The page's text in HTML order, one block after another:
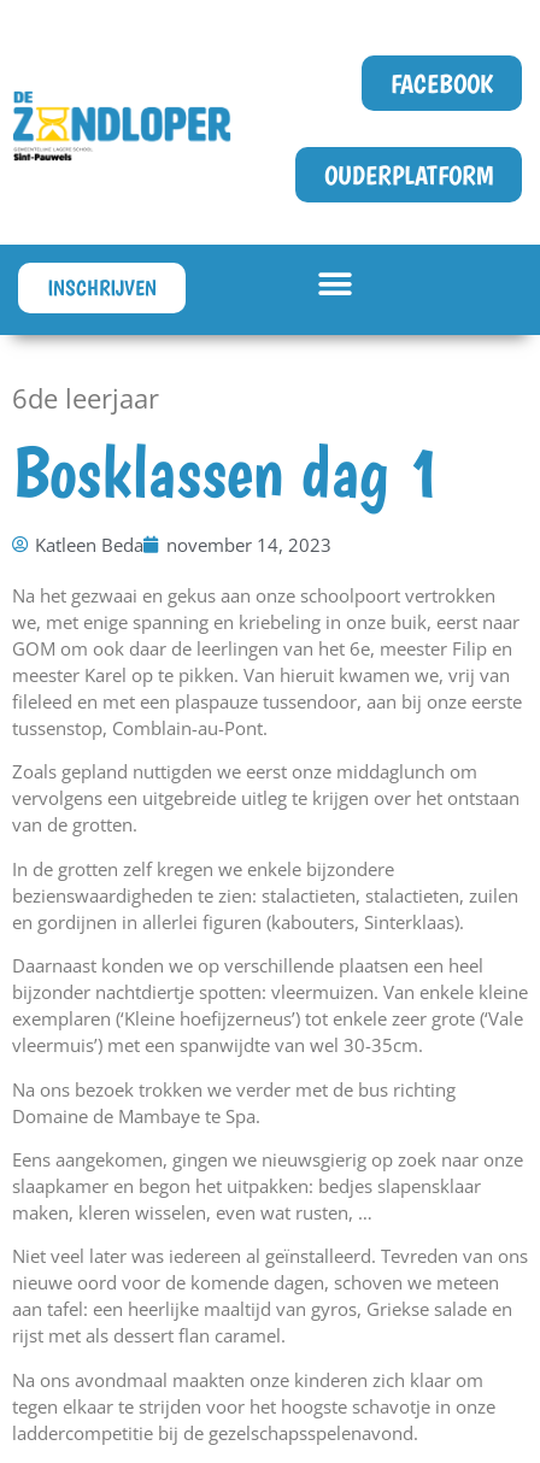
FACEBOOK
OUDERPLATFORM
INSCHRIJVEN
6de leerjaar
Bosklassen dag 1
Katleen Beda november 14, 2023
Na het gezwaai en gekus aan onze schoolpoort vertrokken
we, met enige spanning en kriebeling in onze buik, eerst naar
GOM om ook daar de leerlingen van het 6e, meester Filip en
meester Karel op te pikken. Van hieruit kwamen we, vrij van
fileleed en met een plaspauze tussendoor, aan bij onze eerste
tussenstop, Comblain-au-Pont.
Zoals gepland nuttigden we eerst onze middaglunch om
vervolgens een uitgebreide uitleg te krijgen over het ontstaan
van de grotten.
In de grotten zelf kregen we enkele bijzondere
bezienswaardigheden te zien: stalactieten, stalactieten, zuilen
en gordijnen in allerlei figuren (kabouters, Sinterklaas).
Daarnaast konden we op verschillende plaatsen een heel
bijzonder nachtdiertje spotten: vleermuizen. Van enkele kleine
exemplaren (‘Kleine hoefijzerneus’) tot enkele zeer grote (‘Vale
vleermuis’) met een spanwijdte van wel 30-35cm.
Na ons bezoek trokken we verder met de bus richting
Domaine de Mambaye te Spa.
Eens aangekomen, gingen we nieuwsgierig op zoek naar onze
slaapkamer en begon het uitpakken: bedjes slapensklaar
maken, kleren wisselen, even wat rusten, …
Niet veel later was iedereen al geïnstalleerd. Tevreden van ons
nieuwe oord voor de komende dagen, schoven we meteen
aan tafel: een heerlijke maaltijd van gyros, Griekse salade en
rijst met als dessert flan caramel.
Na ons avondmaal maakten onze kinderen zich klaar om
tegen elkaar te strijden voor het hoogste schavotje in onze
laddercompetitie bij de gezelschapsspelenavond.